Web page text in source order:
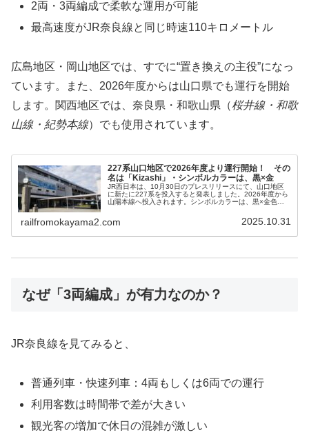
2両・3両編成で柔軟な運用が可能
最高速度がJR奈良線と同じ時速110キロメートル
広島地区・岡山地区では、すでに“置き換えの主役”になっ
ています。また、2026年度からは山口県でも運行を開始
します。関西地区では、奈良県・和歌山県（桜井線・和歌
山線・紀勢本線）でも使用されています。
227系山口地区で2026年度より運行開始！ その
名は「Kizashi」・シンボルカラーは、黒×金
JR西日本は、10月30日のプレスリリースにて、山口地区
に新たに227系を投入すると発表しました。2026年度から
山陽本線へ投入されます。シンボルカラーは、黒×金色と
車両数は2両編成3本と、3両編成6本の24両が予定されて
いますが、順次追加されるものと思われます。
railfromokayama2.com 2025.10.31
なぜ「3両編成」が有力なのか？
JR奈良線を見てみると、
普通列車・快速列車：4両もしくは6両での運行
利用客数は時間帯で差が大きい
観光客の増加で休日の混雑が激しい